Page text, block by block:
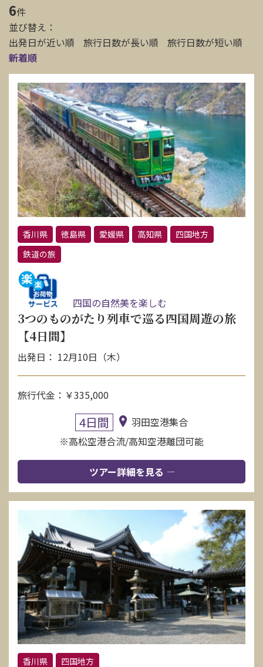
6件
並び替え：
出発日が近い順
旅行日数が長い順
旅行日数が短い順
新着順
香川県 徳島県 愛媛県 高知県
四国地方
鉄道の旅
四国の自然美を楽しむ
3つのものがたり列車で巡る四国周遊の旅
【4日間】
出発日： 12月10日（木）
旅行代金：￥335,000
4日間
羽田空港集合
※高松空港合流/高知空港離団可能
ツアー詳細を見る
香川県 四国地方